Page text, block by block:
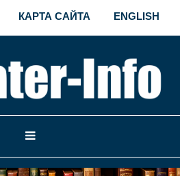
КАРТА САЙТА ENGLISH